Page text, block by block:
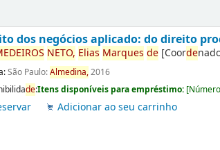
dos negócios aplicado: do direito
DEIROS NETO, Elias Marques de [Coorde
São Paulo:Almedina,2016
de:Itens disponíveis para empréstimo: [
Adicionar ao seu carrinho